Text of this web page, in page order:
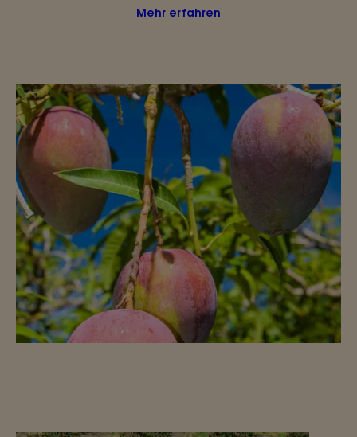
Mehr erfahren